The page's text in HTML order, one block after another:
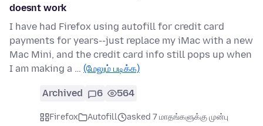
doesnt work
I have had Firefox using autofill for credit card
payments for years--just replace my iMac with a new
Mac Mini, and the credit card info still pops up when
I am making a … (மேலும் படிக்க)
Archived 6 564
Firefox Autofill
asked 7 மாதங்களுக்கு முன்பு